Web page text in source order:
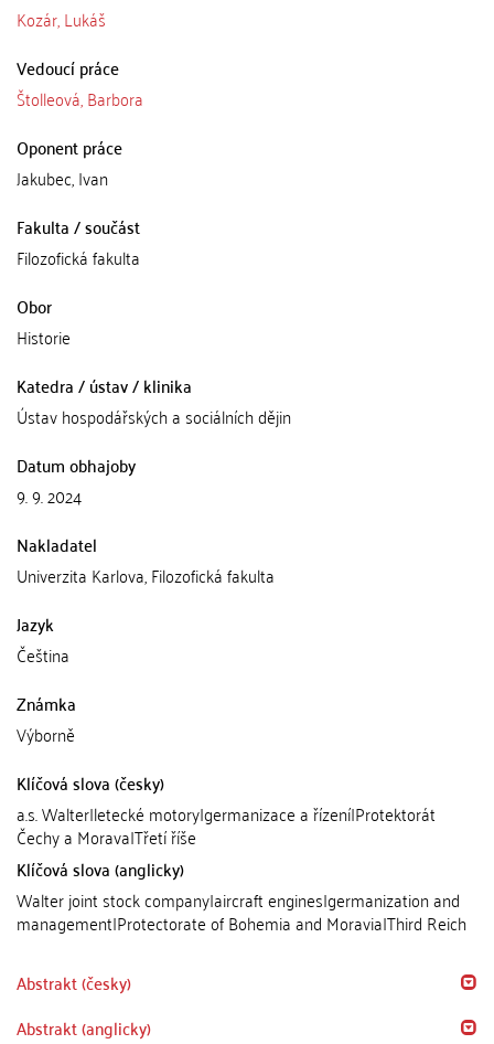
Kozár, Lukáš
Vedoucí práce
Štolleová, Barbora
Oponent práce
Jakubec, Ivan
Fakulta / součást
Filozofická fakulta
Obor
Historie
Katedra / ústav / klinika
Ústav hospodářských a sociálních dějin
Datum obhajoby
9. 9. 2024
Nakladatel
Univerzita Karlova, Filozofická fakulta
Jazyk
Čeština
Známka
Výborně
Klíčová slova (česky)
a.s. Walter|letecké motory|germanizace a řízení|Protektorát
Čechy a Morava|Třetí říše
Klíčová slova (anglicky)
Walter joint stock company|aircraft engines|germanization and
management|Protectorate of Bohemia and Moravia|Third Reich
Abstrakt (česky)
Abstrakt (anglicky)